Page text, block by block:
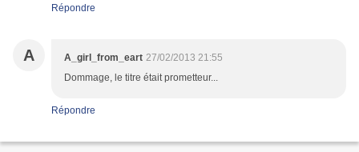
Répondre
A A_girl_from_eart 27/02/2013 21:55
Dommage, le titre était prometteur...
Répondre